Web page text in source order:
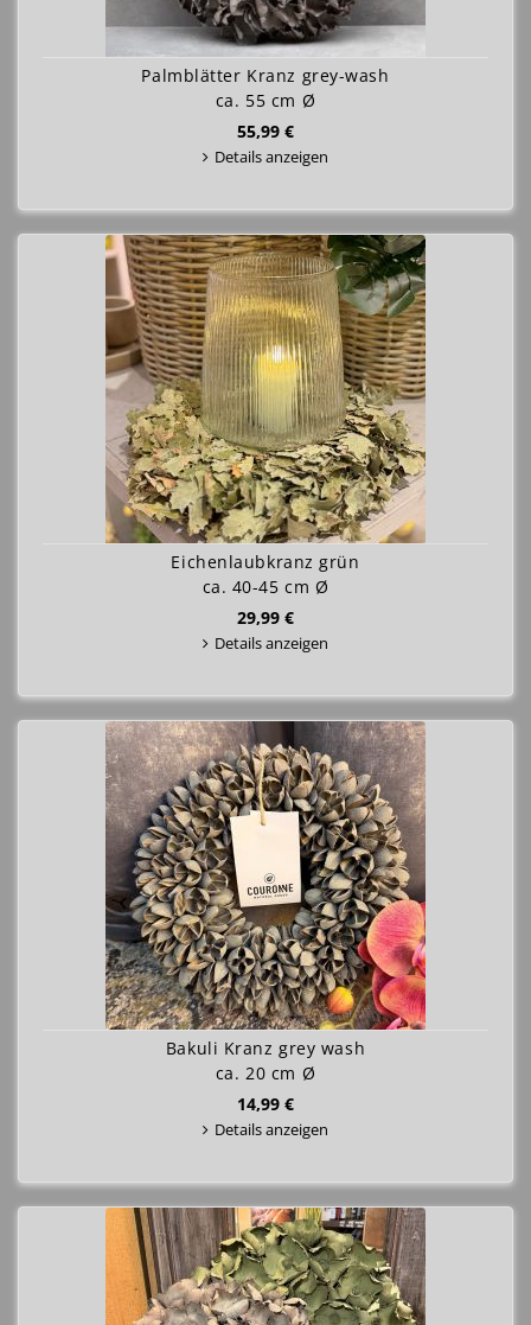
Palmblätter Kranz grey-wash
ca. 55 cm Ø
55,99 €
Details anzeigen
Eichenlaubkranz grün
ca. 40-45 cm Ø
29,99 €
Details anzeigen
Bakuli Kranz grey wash
ca. 20 cm Ø
14,99 €
Details anzeigen